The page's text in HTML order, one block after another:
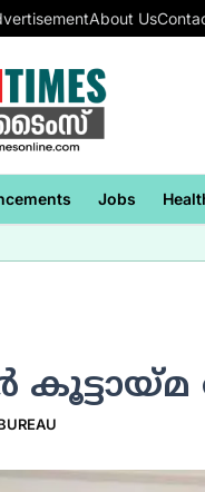
About Us
Jobs